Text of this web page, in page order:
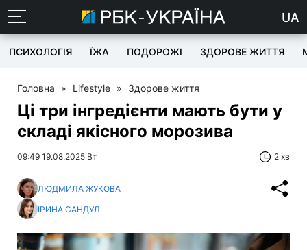
UA
ПСИХОЛОГІЯ ЇЖА ПОДОРОЖІ ЗДОРОВЕ ЖИТТЯ
Головна » Lifestyle » Здорове життя
Ці три інгредієнти мають бути у
складі якісного морозива
09:49 19.08.2025 Вт 2 хв
ЛЮДМИЛА ЖУКОВА
ІРИНА САНДУЛ